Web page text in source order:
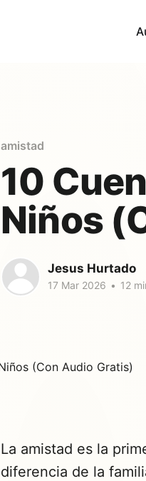
amistad
10
Niños
Jesus Hurtado
17 Mar 2026 • 12
La amistad es la
diferencia de la